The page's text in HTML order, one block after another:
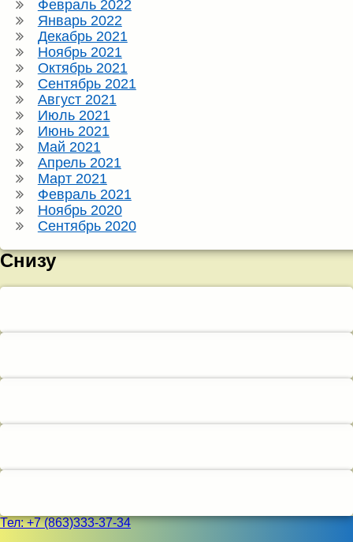
Февраль 2022
Январь 2022
Декабрь 2021
Ноябрь 2021
Октябрь 2021
Сентябрь 2021
Август 2021
Июль 2021
Июнь 2021
Май 2021
Апрель 2021
Март 2021
Февраль 2021
Ноябрь 2020
Сентябрь 2020
Снизу
Тел:+7 (863)333-37-34